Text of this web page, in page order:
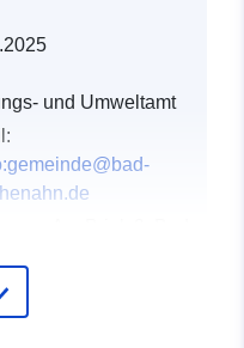
und Umweltamt
URL: